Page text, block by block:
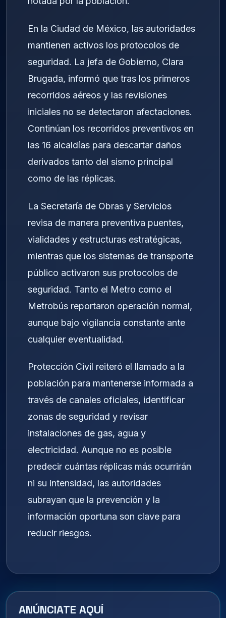
En la Ciudad de México, las autoridades
mantienen activos los protocolos de
seguridad. La jefa de Gobierno, Clara
Brugada, informó que tras los primeros
recorridos aéreos y las revisiones
iniciales no se detectaron afectaciones.
Continúan los recorridos preventivos en
las 16 alcaldías para descartar daños
derivados tanto del sismo principal
como de las réplicas.
La Secretaría de Obras y Servicios
revisa de manera preventiva puentes,
vialidades y estructuras estratégicas,
mientras que los sistemas de transporte
público activaron sus protocolos de
seguridad. Tanto el Metro como el
Metrobús reportaron operación normal,
aunque bajo vigilancia constante ante
cualquier eventualidad.
Protección Civil reiteró el llamado a la
población para mantenerse informada a
través de canales oficiales, identificar
zonas de seguridad y revisar
instalaciones de gas, agua y
electricidad. Aunque no es posible
predecir cuántas réplicas más ocurrirán
ni su intensidad, las autoridades
subrayan que la prevención y la
información oportuna son clave para
reducir riesgos.
ANÚNCIATE AQUÍ